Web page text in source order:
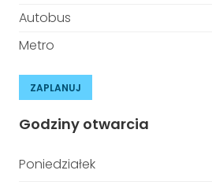
Autobus
Metro
ZAPLANUJ
Godziny otwarcia
Poniedziałek